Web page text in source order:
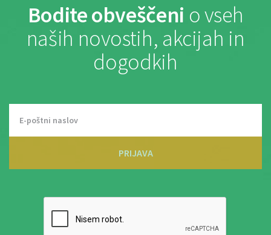
Bodite obveščeni o vseh
naših novostih, akcijah in
dogodkih
PRIJAVA